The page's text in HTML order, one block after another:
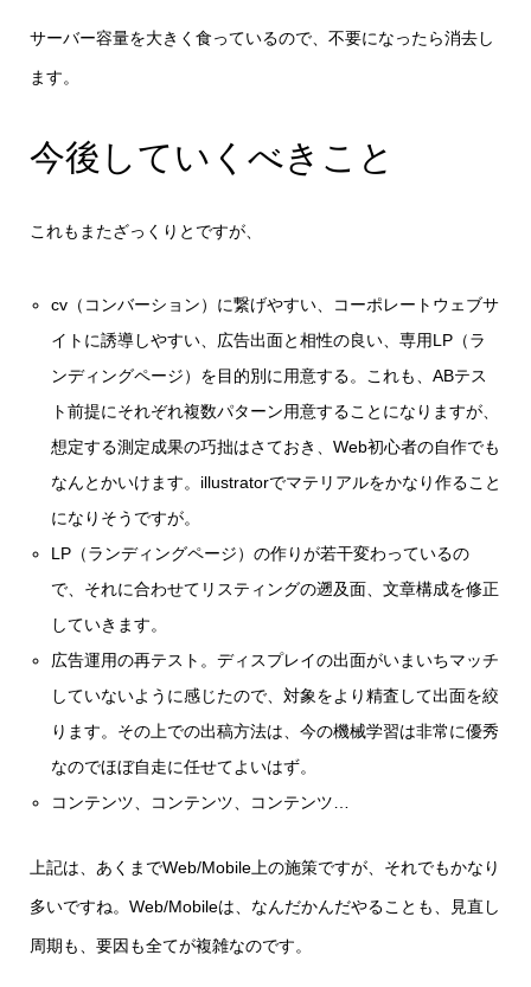
サーバー容量を大きく食っているので、不要になったら消去し
ます。
今後していくべきこと
これもまたざっくりとですが、
cv（コンバーション）に繋げやすい、コーポレートウェブサ
イトに誘導しやすい、広告出面と相性の良い、専用LP（ラ
ンディングページ）を目的別に用意する。これも、ABテス
ト前提にそれぞれ複数パターン用意することになりますが、
想定する測定成果の巧拙はさておき、Web初心者の自作でも
なんとかいけます。illustratorでマテリアルをかなり作ること
になりそうですが。
LP（ランディングページ）の作りが若干変わっているの
で、それに合わせてリスティングの遡及面、文章構成を修正
していきます。
広告運用の再テスト。ディスプレイの出面がいまいちマッチ
していないように感じたので、対象をより精査して出面を絞
ります。その上での出稿方法は、今の機械学習は非常に優秀
なのでほぼ自走に任せてよいはず。
コンテンツ、コンテンツ、コンテンツ…
上記は、あくまでWeb/Mobile上の施策ですが、それでもかなり
多いですね。Web/Mobileは、なんだかんだやることも、見直し
周期も、要因も全てが複雑なのです。